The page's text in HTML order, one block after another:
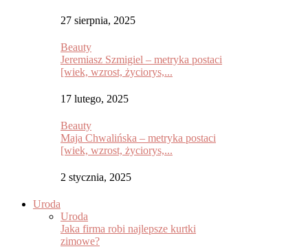
27 sierpnia, 2025
Beauty
Jeremiasz Szmigiel – metryka postaci
[wiek, wzrost, życiorys,...
17 lutego, 2025
Beauty
Maja Chwalińska – metryka postaci
[wiek, wzrost, życiorys,...
2 stycznia, 2025
Uroda
Uroda
Jaka firma robi najlepsze kurtki
zimowe?